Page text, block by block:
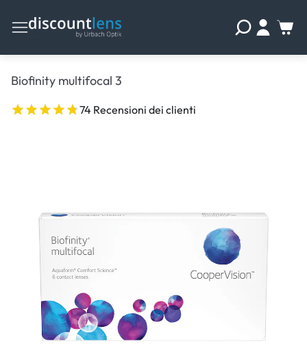
Biofinity multifocal 3
74 Recensioni dei clienti